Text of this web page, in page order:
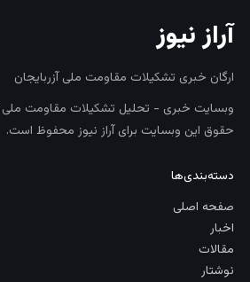
آراز نیوز
ارگان خبری تشکیلات مقاومت ملی آزربایجان
وبسایت خبری - تحلیل تشکیلات مقاومت ملی
حقوق این وبسایت برای آراز نیوز محفوظ است.
دسته‌بندی‌ها
صفحه اصلی
اخبار
مقالات
نوشتار